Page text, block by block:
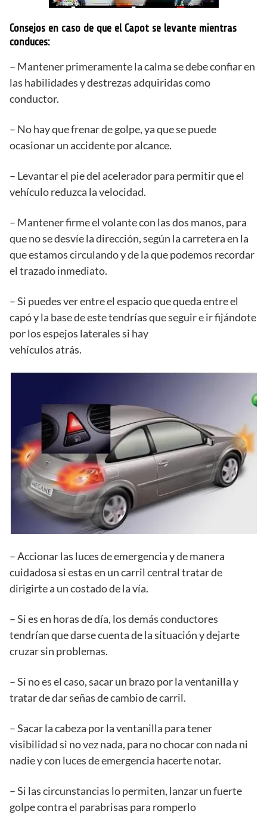
Consejos en caso de que el Capot se levante mientras
conduces:
– Mantener primeramente la calma se debe confiar en
las habilidades y destrezas adquiridas como
conductor.
– No hay que frenar de golpe, ya que se puede
ocasionar un accidente por alcance.
– Levantar el pie del acelerador para permitir que el
vehículo reduzca la velocidad.
– Mantener firme el volante con las dos manos, para
que no se desvíe la dirección, según la carretera en la
que estamos circulando y de la que podemos recordar
el trazado inmediato.
– Si puedes ver entre el espacio que queda entre el
capó y la base de este tendrías que seguir e ir fijándote
por los espejos laterales si hay
vehículos atrás.
– Accionar las luces de emergencia y de manera
cuidadosa si estas en un carril central tratar de
dirigirte a un costado de la vía.
– Si es en horas de día, los demás conductores
tendrían que darse cuenta de la situación y dejarte
cruzar sin problemas.
– Si no es el caso, sacar un brazo por la ventanilla y
tratar de dar señas de cambio de carril.
– Sacar la cabeza por la ventanilla para tener
visibilidad si no vez nada, para no chocar con nada ni
nadie y con luces de emergencia hacerte notar.
– Si las circunstancias lo permiten, lanzar un fuerte
golpe contra el parabrisas para romperlo